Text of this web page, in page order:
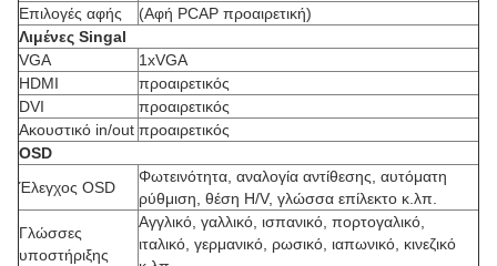
Επιλογές αφής
(Αφή PCAP προαιρετική)
Λιμένες Singal
VGA
1xVGA
HDMI
προαιρετικός
DVI
προαιρετικός
Ακουστικό in/out προαιρετικός
OSD
Έλεγχος OSD
Φωτεινότητα, αναλογία αντίθεσης, αυτόματη
ρύθμιση, θέση H/V, γλώσσα επίλεκτο κ.λπ.
Γλώσσες
υποστήριξης
Αγγλικό, γαλλικό, ισπανικό, πορτογαλικό,
ιταλικό, γερμανικό, ρωσικό, ιαπωνικό, κινεζικό